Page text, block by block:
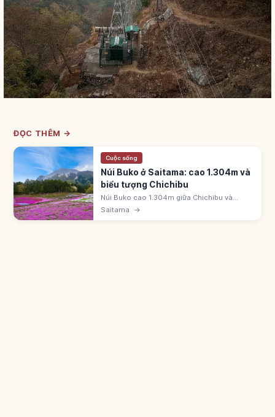
ĐỌC THÊM →
Cuộc sống
Núi Buko ở Saitama: cao 1.304m và
biểu tượng Chichibu
Núi Buko cao 1.304m giữa Chichibu và
Yokoze (Saitama) là biểu tượng Chichibu.
Saitama →